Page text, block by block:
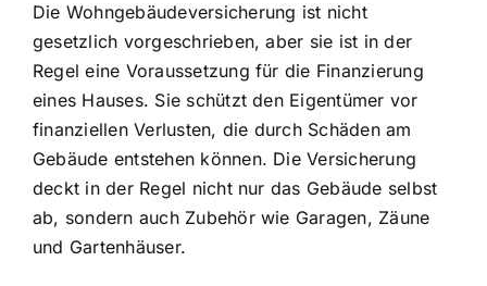
Die Wohngebäudeversicherung ist nicht
gesetzlich vorgeschrieben, aber sie ist in der
Regel eine Voraussetzung für die Finanzierung
eines Hauses. Sie schützt den Eigentümer vor
finanziellen Verlusten, die durch Schäden am
Gebäude entstehen können. DieVersicherung
deckt in der Regel nicht nur das Gebäude selbst
ab, sondern auch Zubehör wie Garagen, Zäune
und Gartenhäuser.